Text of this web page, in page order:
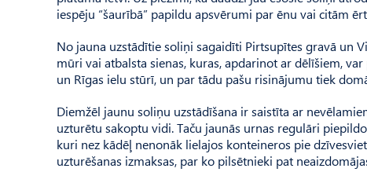
iespēju “šaurībā” papildu apsvērumi par ēnu vai citām
No jauna uzstādītie soliņi sagaidīti Pirtsupītes gravā un
mūri vai atbalsta sienas, kuras, apdarinot ar dēlīšiem,
un Rīgas ielu stūrī, un par tādu pašu risinājumu tiek
Diemžēl jaunu soliņu uzstādīšana ir saistīta ar
uzturētu sakoptu vidi. Taču jaunās urnas regulāri
kuri nez kādēļ nenonāk lielajos konteineros pie
uzturēšanas izmaksas, par ko pilsētnieki pat